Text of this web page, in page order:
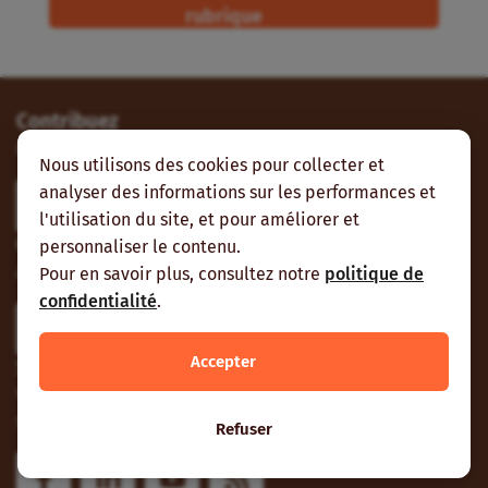
Nous utilisons des cookies pour collecter et
analyser des informations sur les performances et
l'utilisation du site, et pour améliorer et
personnaliser le contenu.
Pour en savoir plus, consultez notre politique de
confidentialité.
Accepter
Refuser
rubrique
Contribuez
Participer
Contactez-nous
À Nogent-sur-Marne, Ouagadougou ou Cotonou.
Contactez-nous
Vous pouvez aussi vous abonner à nos flux RSS et nous
suivre sur les réseaux sociaux.